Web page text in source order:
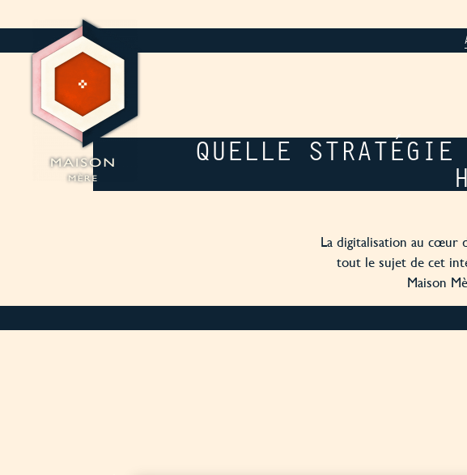
QUELLE
La digitalisation au cœur
tout le sujet de cet
Maison